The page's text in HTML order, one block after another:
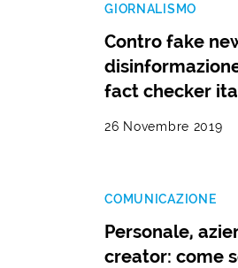
GIORNALISMO
Contro fake
fact checker
26 Novembre 2019
COMUNICAZIONE
Personale,
creator: come